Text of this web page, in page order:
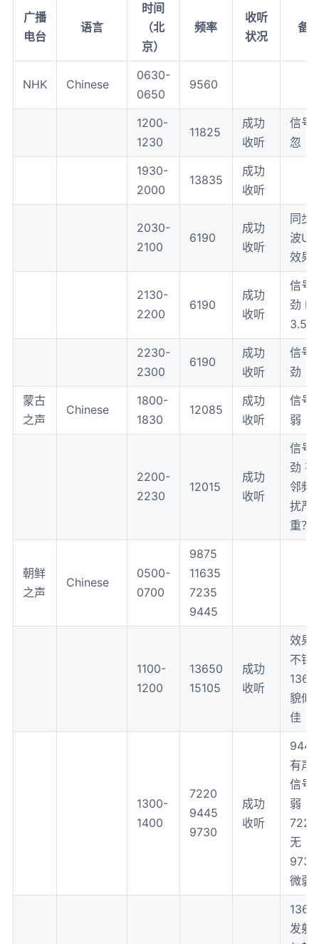
广播
电台
语言
时间
（北
京）
频率
收听
状况
备
NHK Chinese
0630-
0650
9560
1200-
1230
11825
成功
收听
信号
忽
1930-
2000
13835
成功
收听
2030-
2100
6190
成功
收听
同步
波
效果
2130-
2200
6190
成功
收听
信号
劲
2230-
2300
6190
成功
收听
信号
劲
蒙古
之声
Chinese
1800-
1830
12085
成功
收听
信号
弱
2200-
2230
12015
成功
收听
信号
劲 有
邻频
扰严
重？
朝鲜
之声
Chinese
0500-
0700
9875
11635
7235
9445
1100-
1200
13650
15105
成功
收听
效果
不错
貌似
佳
1300-
1400
7220
9445
9730
成功
收听
9445
有声
信号
弱
7220
无
9730
微弱
发射